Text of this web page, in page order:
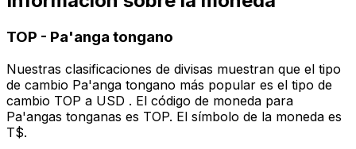
TOP - Pa'anga tongano
Nuestras clasificaciones de divisas muestran que el tipo
de cambio Pa'anga tongano más popular es el tipo de
cambio TOP a USD . El código de moneda para
Pa'angas tonganas es TOP. El símbolo de la moneda es
T$.